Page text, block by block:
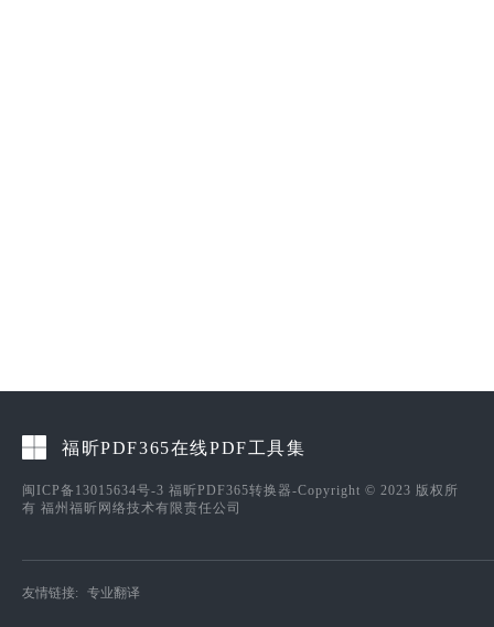
福昕PDF365在线PDF工具集
闽ICP备13015634号-3 福昕PDF365转换器-Copyright © 2023 版权所
有 福州福昕网络技术有限责任公司
友情链接: 专业翻译